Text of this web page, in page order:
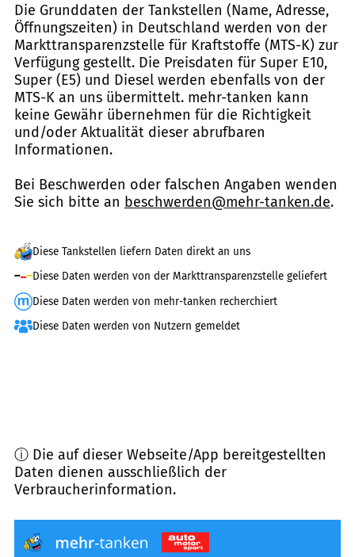
Die Grunddaten der Tankstellen (Name, Adresse,
Öffnungszeiten) in Deutschland werden von der
Markttransparenzstelle für Kraftstoffe (MTS-K) zur
Verfügung gestellt. Die Preisdaten für Super E10,
Super (E5) und Diesel werden ebenfalls von der
MTS-K an uns übermittelt. mehr-tanken kann
keine Gewähr übernehmen für die Richtigkeit
und/oder Aktualität dieser abrufbaren
Informationen.
Bei Beschwerden oder falschen Angaben wenden
Sie sich bitte an beschwerden@mehr-tanken.de.
Diese Tankstellen liefern Daten direkt an uns
Diese Daten werden von der Markttransparenzstelle geliefert
Diese Daten werden von mehr-tanken recherchiert
Diese Daten werden von Nutzern gemeldet
ⓘ Die auf dieser Webseite/App bereitgestellten
Daten dienen ausschließlich der
Verbraucherinformation.